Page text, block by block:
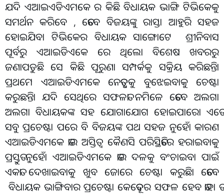
ଯଦି ଏଆଇଏଡିଏମକେ ର କିଛି ବିଧାୟକ ଭାଙ୍ଗି ଟିଭିକେକୁ
ସମର୍ଥନ କରିବେ , ତେବେ ବିଜୟଙ୍କୁ ରାସ୍ତା ଆହୁରି ସହଜ
ହୋଇଯିବା ଟିଭିକେର ବିଧାୟକ ସାଙ୍ଗୋଟେ ଶ୍ରୀନିବାସ
ପୂର୍ବରୁ ଏଆଇଡିଏକେ ରେ ଥିଲୋ ବିଶେଷ ଖବରରୁ
ଜଣାପଡୁଛି ସେ କିଛି ପୂରୁଣା ସମ୍ପର୍କକୁ ସକ୍ରିୟ କରିଛନ୍ତିା
ପ୍ରଥମେ ଏଆଇଡିଏମକେ ନେତୃତ୍ୱକୁ ବୁଝେଇବାକୁ ଚେଷ୍ଟା
କରୁଛନ୍ତିା ଯଦି ସେଥିରେ ସଫଳତା ନମିଳେ ତେବେ ଅଲଗା
ଅଲଗା ବିଧାୟକଙ୍କ ସହ ଯୋଗାଯୋଗ ହୋଇପାରୋ ଏତେ
ସବୁ ପ୍ରଚେଷ୍ଟା ପରେ ବି ବିଜୟଙ୍କ ପଥ ସହଜ ନୁହୋଁ କାରଣ
ଏଆଇଡିଏମକେ ତାର ଅସ୍ତିତ୍ୱ କୈଣସି ପରିସ୍ଥିତିରେ ହରାଇବାକୁ
ପ୍ରସ୍ତୁତ ନୁହୋଁ ଏଆଇଡିଏମକେ ତାର ଦଳକୁ ବଂଚାଇବା ପାଇଁ
ଏକତା ଦେଖାଇବାକୁ ଖୁବ ଜୋରେ ଚେଷ୍ଟା କରୁଛିା ତେବେ
ବିଧାୟକ ଭାଙ୍ଗିବାର ପ୍ରଚେଷ୍ଟା କେତେଦୂର ସଫଳ ହେବ ତାହା ତ